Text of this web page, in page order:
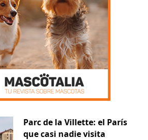
Parc de la Villette: el París
que casi nadie visita